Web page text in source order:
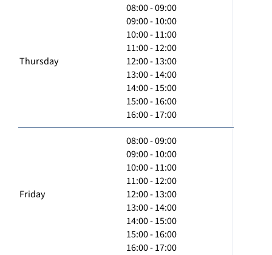
Thursday
08:00 - 09:00
09:00 - 10:00
10:00 - 11:00
11:00 - 12:00
12:00 - 13:00
13:00 - 14:00
14:00 - 15:00
15:00 - 16:00
16:00 - 17:00
Friday
08:00 - 09:00
09:00 - 10:00
10:00 - 11:00
11:00 - 12:00
12:00 - 13:00
13:00 - 14:00
14:00 - 15:00
15:00 - 16:00
16:00 - 17:00